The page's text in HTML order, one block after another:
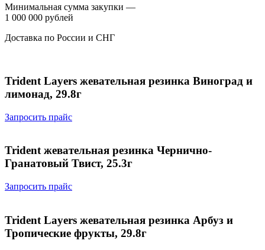
Минимальная сумма закупки —
1 000 000 рублей
Доставка по России и СНГ
Trident Layers жевательная резинка Виноград и
лимонад, 29.8г
Запросить прайс
Trident жевательная резинка Чернично-
Гранатовый Твист, 25.3г
Запросить прайс
Trident Layers жевательная резинка Арбуз и
Тропические фрукты, 29.8г